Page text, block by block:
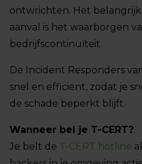
ontwrichten. Het
aanval is het waarborgen
bedrijfscontinuïteit.
De Incident Responders
snel en efficient, zodat je
de schade beperkt blijft.
Wanneer bel je T-CERT?
Je belt de T-CERT hotline